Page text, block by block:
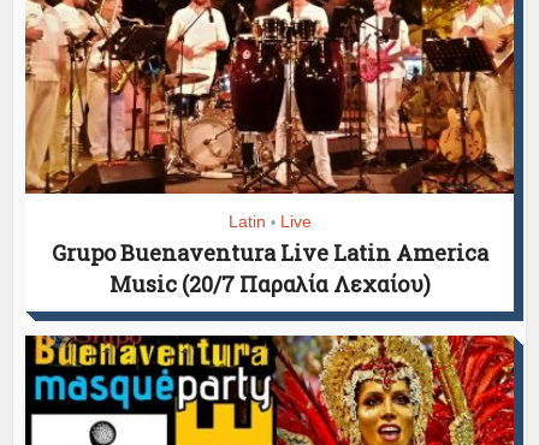
Latin • Live
Grupo Buenaventura Live Latin America
Music (20/7 Παραλία Λεχαίου)